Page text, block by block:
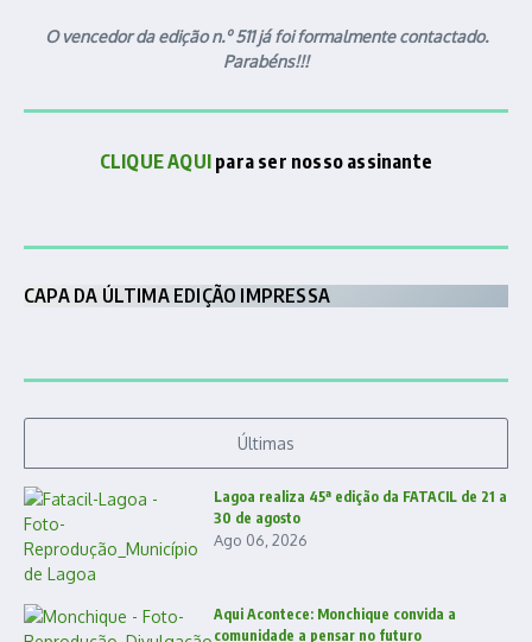
O vencedor da edição n.º 511 já foi formalmente contactado.
Parabéns!!!
CLIQUE AQUI para ser nosso assinante
CAPA DA ÚLTIMA EDIÇÃO IMPRESSA
Últimas
Lagoa realiza 45ª edição da FATACIL de 21 a
30 de agosto
Ago 06, 2026
Aqui Acontece: Monchique convida a
comunidade a pensar no futuro